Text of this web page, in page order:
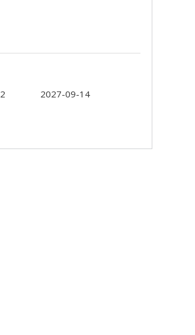
2027-09-14